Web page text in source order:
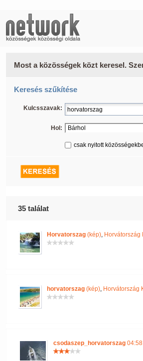
Most a közösségek közt keresel.
Keresés szűkítése
Kulcsszavak:
Hol:
csak nyitott
35 találat
Horvatorszag(kép), Horvátország
horvatorszag(kép), Horvátország
csodaszep_horvatorszag04:58